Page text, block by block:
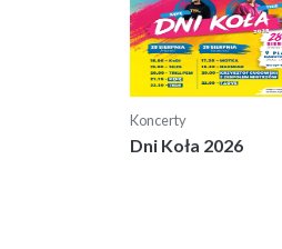
Koncerty
Dni Koła 2026